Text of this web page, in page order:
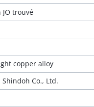
trouvé
copper alloy
Co., Ltd.